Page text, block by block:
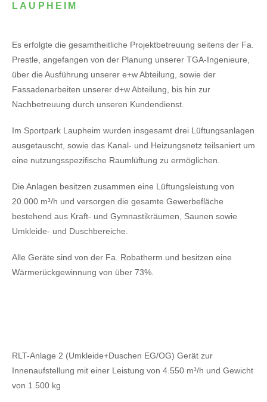
LAUPHEIM
Es erfolgte die gesamtheitliche Projektbetreuung seitens der Fa.
Prestle, angefangen von der Planung unserer TGA-Ingenieure,
über die Ausführung unserer e+w Abteilung, sowie der
Fassadenarbeiten unserer d+w Abteilung, bis hin zur
Nachbetreuung durch unseren Kundendienst.
Im Sportpark Laupheim wurden insgesamt drei Lüftungsanlagen
ausgetauscht, sowie das Kanal- und Heizungsnetz teilsaniert um
eine nutzungsspezifische Raumlüftung zu ermöglichen.
Die Anlagen besitzen zusammen eine Lüftungsleistung von
20.000 m³/h und versorgen die gesamte Gewerbefläche
bestehend aus Kraft- und Gymnastikräumen, Saunen sowie
Umkleide- und Duschbereiche.
Alle Geräte sind von der Fa. Robatherm und besitzen eine
Wärmerückgewinnung von über 73%.
RLT-Anlage 2 (Umkleide+Duschen EG/OG) Gerät zur
Innenaufstellung mit einer Leistung von 4.550 m³/h und Gewicht
von 1.500 kg